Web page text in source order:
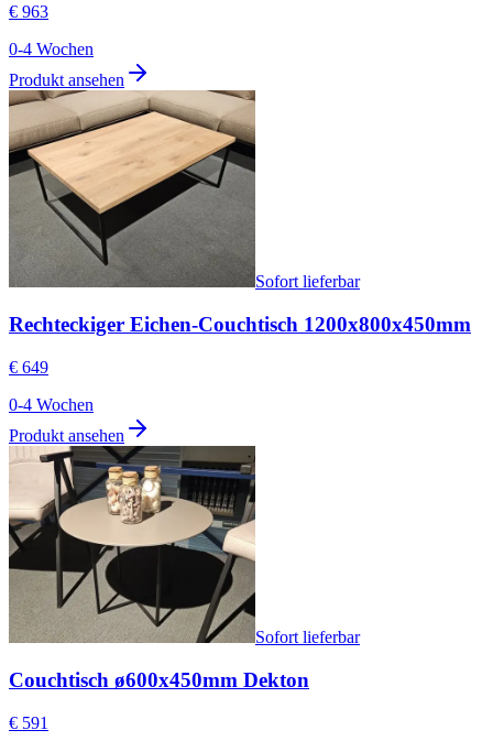
€ 963
0-4 Wochen
Produkt ansehen
Sofort lieferbar
Rechteckiger Eichen-Couchtisch 1200x800x450mm
€ 649
0-4 Wochen
Produkt ansehen
Sofort lieferbar
Couchtisch ø600x450mm Dekton
€ 591